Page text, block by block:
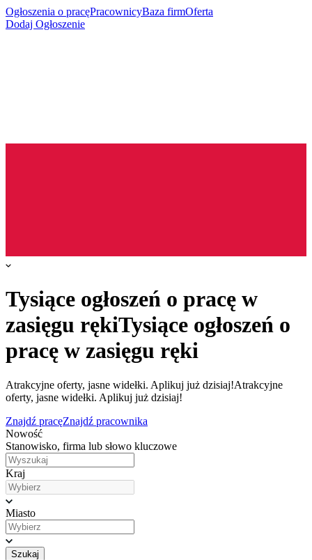
Ogłoszenia o pracęPracownicyBaza firmOferta
Dodaj Ogłoszenie
Tysiące ogłoszeń o pracę w
zasięgu rękiTysiące ogłoszeń o
pracę w zasięgu ręki
Atrakcyjne oferty, jasne widełki. Aplikuj już dzisiaj!Atrakcyjne
oferty, jasne widełki. Aplikuj już dzisiaj!
Znajdź pracęZnajdź pracownika
Nowość
Stanowisko, firma lub słowo kluczowe
Kraj
Miasto
Szukaj